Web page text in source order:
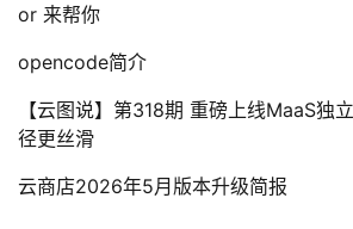
or 来帮你
opencode简介
【云图说】第318期 重磅上线MaaS独
径更丝滑
云商店2026年5月版本升级简报